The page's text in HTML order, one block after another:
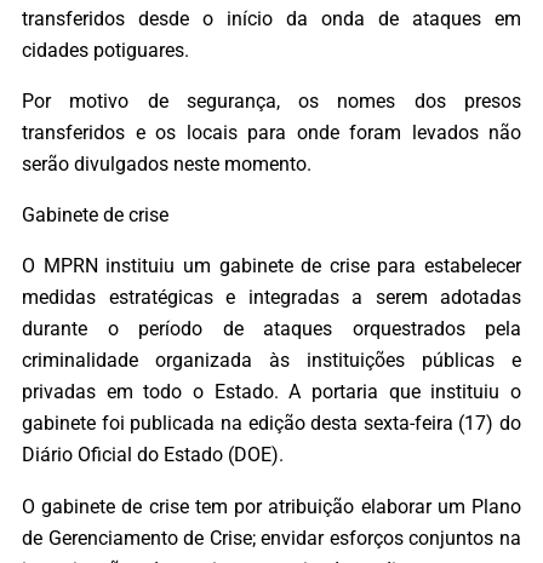
transferidos desde o início da onda de ataques em
cidades potiguares.
Por motivo de segurança, os nomes dos presos
transferidos e os locais para onde foram levados não
serão divulgados neste momento.
Gabinete de crise
O MPRN instituiu um gabinete de crise para estabelecer
medidas estratégicas e integradas a serem adotadas
durante o período de ataques orquestrados pela
criminalidade organizada às instituições públicas e
privadas em todo o Estado. A portaria que instituiu o
gabinete foi publicada na edição desta sexta-feira (17) do
Diário Oficial do Estado (DOE).
O gabinete de crise tem por atribuição elaborar um Plano
de Gerenciamento de Crise; envidar esforços conjuntos na